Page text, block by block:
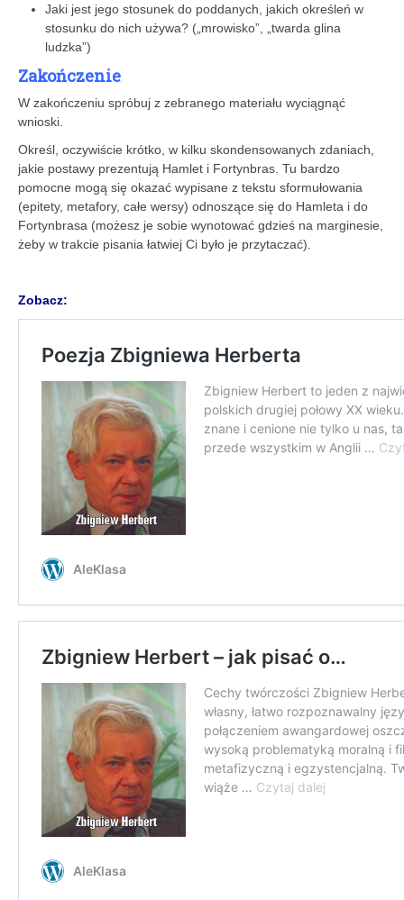
Jaki jest jego stosunek do poddanych, jakich określeń w
stosunku do nich używa? („mrowisko”, „twarda glina
ludzka”)
Zakończenie
W zakończeniu spróbuj z zebranego materiału wyciągnąć
wnioski.
Określ, oczywiście krótko, w kilku skondensowanych zdaniach,
jakie postawy prezentują Hamlet i Fortynbras. Tu bardzo
pomocne mogą się okazać wypisane z tekstu sformułowania
(epitety, metafory, całe wersy) odnoszące się do Hamleta i do
Fortynbrasa (możesz je sobie wynotować gdzieś na marginesie,
żeby w trakcie pisania łatwiej Ci było je przytaczać).
Zobacz: